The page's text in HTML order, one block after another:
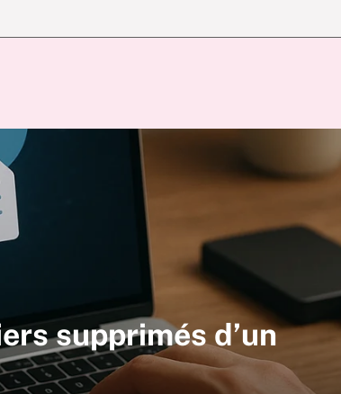
supprimés d’un